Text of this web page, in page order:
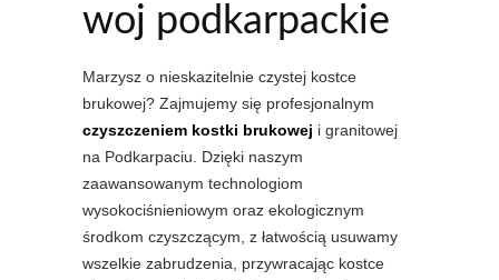
woj podkarpackie
Marzysz o nieskazitelnie czystej kostce
brukowej? Zajmujemy się profesjonalnym
czyszczeniem kostki brukowej i granitowej
na Podkarpaciu. Dzięki naszym
zaawansowanym technologiom
wysokociśnieniowym oraz ekologicznym
środkom czyszczącym, z łatwością usuwamy
wszelkie zabrudzenia, przywracając kostce